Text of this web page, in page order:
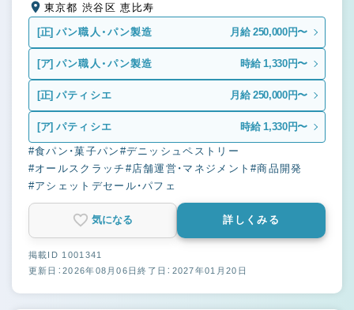
東京都 渋谷区 恵比寿
[正] パン職人・パン製造 月給 250,000円〜
[ア] パン職人・パン製造 時給 1,330円〜
[正] パティシエ 月給 250,000円〜
[ア] パティシエ 時給 1,330円〜
#食パン・菓子パン #デニッシュペストリー
#オールスクラッチ #店舗運営・マネジメント#商品開発
#アシェットデセール・パフェ
気になる 詳しくみる
掲載ID 1001341
更新日：2026年08月06日終了日：2027年01月20日